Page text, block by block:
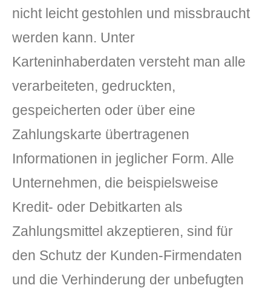
nicht leicht gestohlen und missbraucht
werden kann. Unter
Karteninhaberdaten versteht man alle
verarbeiteten, gedruckten,
gespeicherten oder über eine
Zahlungskarte übertragenen
Informationen in jeglicher Form. Alle
Unternehmen, die beispielsweise
Kredit- oder Debitkarten als
Zahlungsmittel akzeptieren, sind für
den Schutz der Kunden-Firmendaten
und die Verhinderung der unbefugten